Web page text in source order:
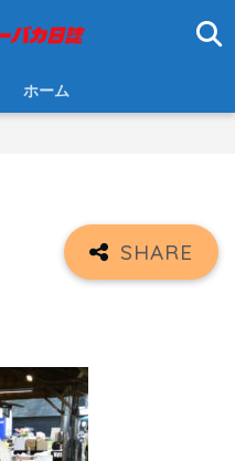
ホーム